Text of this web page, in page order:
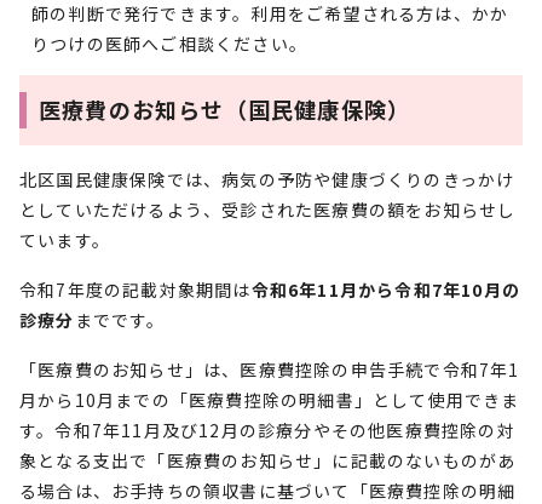
師の判断で発行できます。利用をご希望される方は、かか
りつけの医師へご相談ください。
医療費のお知らせ（国民健康保険）
北区国民健康保険では、病気の予防や健康づくりのきっかけ
としていただけるよう、受診された医療費の額をお知らせし
ています。
令和7年度の記載対象期間は令和6年11月から令和7年10月の
診療分 までです。
「医療費のお知らせ」は、医療費控除の申告手続で令和7年1
月から10月までの「医療費控除の明細書」として使用できま
す。令和7年11月及び12月の診療分やその他医療費控除の対
象となる支出で「医療費のお知らせ」に記載のないものがあ
る場合は、お手持ちの領収書に基づいて「医療費控除の明細